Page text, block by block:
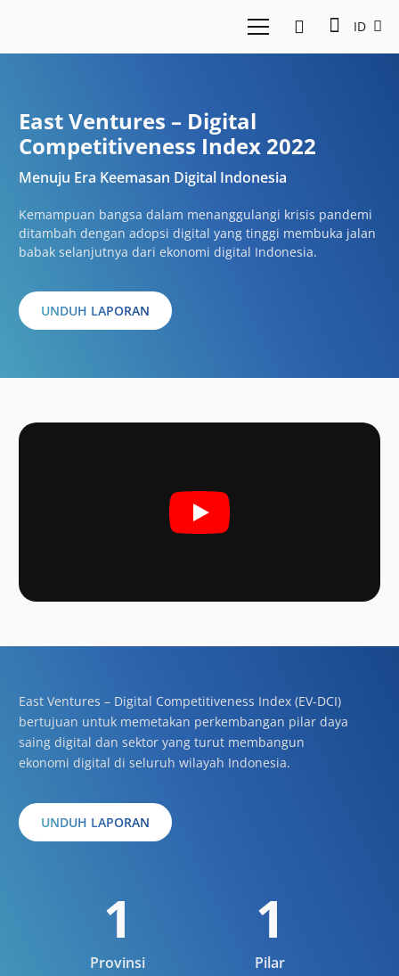
ID
East Ventures – Digital
Competitiveness Index 2022
Menuju Era Keemasan Digital Indonesia
Kemampuan bangsa dalam menanggulangi krisis pandemi
ditambah dengan adopsi digital yang tinggi membuka jalan
babak selanjutnya dari ekonomi digital Indonesia.
UNDUH LAPORAN
East Ventures – Digital Competitiveness Index (EV-DCI)
bertujuan untuk memetakan perkembangan pilar daya
saing digital dan sektor yang turut membangun
ekonomi digital di seluruh wilayah Indonesia.
UNDUH LAPORAN
1
Provinsi
1
Pilar